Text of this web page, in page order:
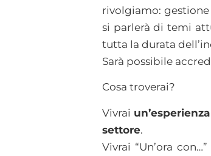
rivolgiamo:
si parlerà di temi
tutta la durata
Sarà possibile
Cosa troverai?
Vivrai
settore.
Vivrai “Un’ora